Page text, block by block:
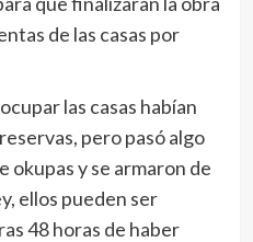
de las casas por
las casas habían
pero pasó algo
okupas y se armaron de
ellos pueden ser
48 horas de haber